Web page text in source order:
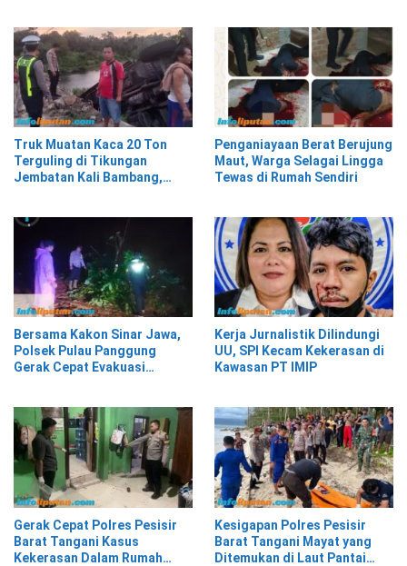
Truk Muatan Kaca 20 Ton
Terguling di Tikungan
Jembatan Kali Bambang,
Penganiayaan Berat Berujung
Maut, Warga Selagai Lingga
Tewas di Rumah Sendiri
Bersama Kakon Sinar Jawa,
Polsek Pulau Panggung
Gerak Cepat Evakuasi
Kerja Jurnalistik Dilindungi
UU, SPI Kecam Kekerasan di
Kawasan PT IMIP
Gerak Cepat Polres Pesisir
Barat Tangani Kasus
Kekerasan Dalam Rumah
Kesigapan Polres Pesisir
Barat Tangani Mayat yang
Ditemukan di Laut Pantai